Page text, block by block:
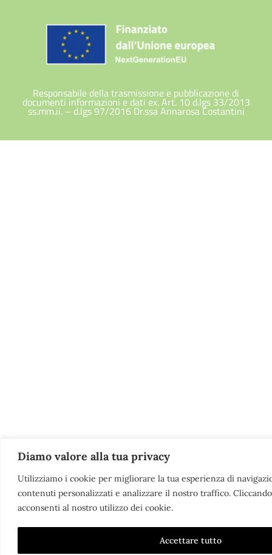
Diamo valore alla tua privacy
Utilizziamo i cookie per migliorare la tua esperienza di
contenuti personalizzati e analizzare il nostro traffico. Cliccando
acconsenti al nostro utilizzo dei cookie.
Accettare tutto
Responsabile della trasmissione e pubblicazione di
documenti informazioni e dati ex. Art. 10 d.lgs 33/2013
ss.mm.ii. – d.lgs 97/2016 Dr.ssa Annarosa Costantini